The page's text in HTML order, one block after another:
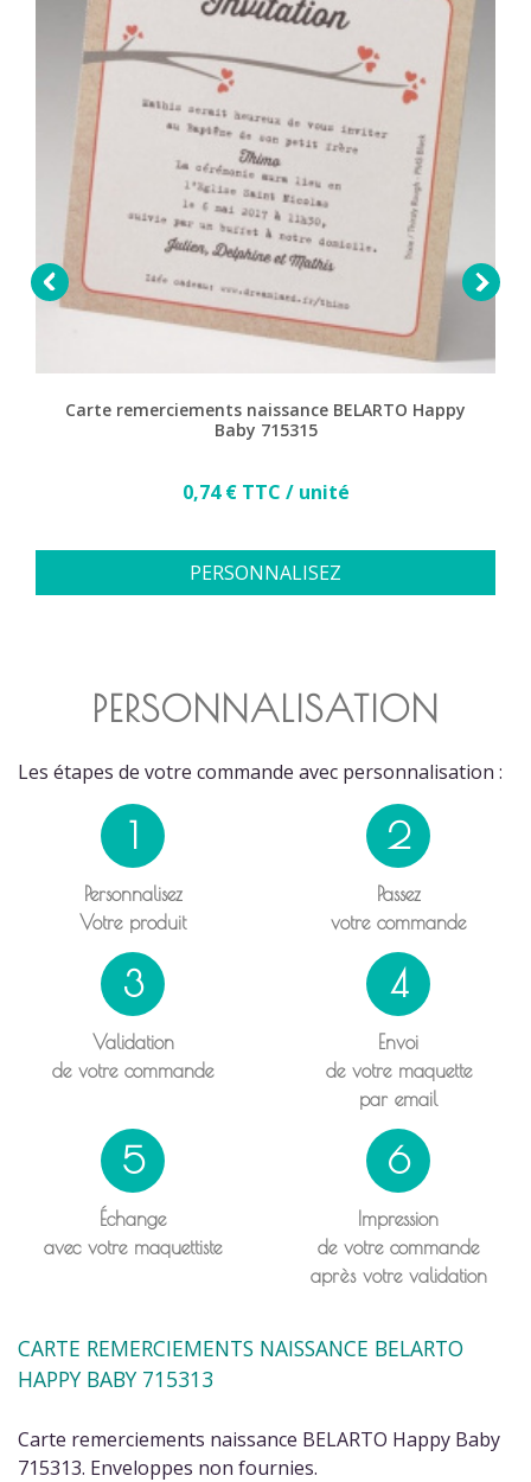

Carte remerciements naissance BELARTO Happy
Baby 715315
Prix
0,74 € TTC / unité
PERSONNALISEZ

PERSONNALISATION
Les étapes de votre commande avec personnalisation :
1
Personnalisez
Votre produit
2
Passez
votre commande
3
Validation
de votre commande
4
Envoi
de votre maquette
par email
5
Échange
avec votre maquettiste
6
Impression
de votre commande
après votre validation
CARTE REMERCIEMENTS NAISSANCE BELARTO
HAPPY BABY 715313
Carte remerciements naissance BELARTO Happy Baby
715313. Enveloppes non fournies.